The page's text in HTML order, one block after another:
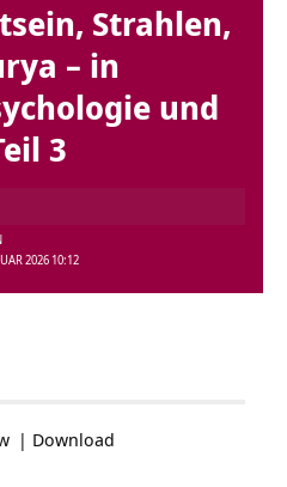
Strahlen,
– in
und
3
2026 10:12
| Download